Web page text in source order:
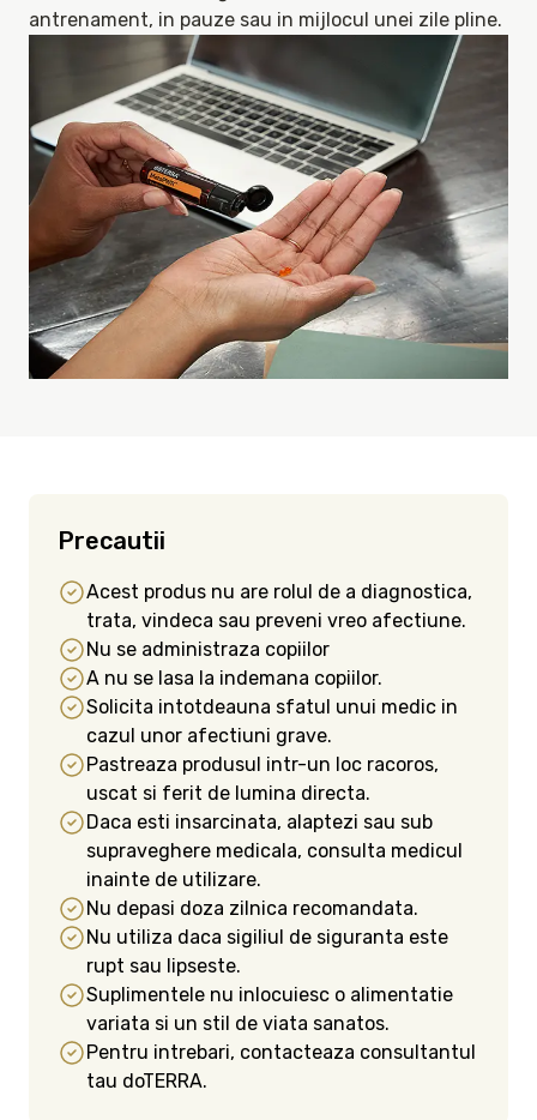
antrenament, in pauze sau in mijlocul unei zile pline.
Precautii
Acest produs nu are rolul de a diagnostica,
trata, vindeca sau preveni vreo afectiune.
Nu se administraza copiilor
A nu se lasa la indemana copiilor.
Solicita intotdeauna sfatul unui medic in
cazul unor afectiuni grave.
Pastreaza produsul intr-un loc racoros,
uscat si ferit de lumina directa.
Daca esti insarcinata, alaptezi sau sub
supraveghere medicala, consulta medicul
inainte de utilizare.
Nu depasi doza zilnica recomandata.
Nu utiliza daca sigiliul de siguranta este
rupt sau lipseste.
Suplimentele nu inlocuiesc o alimentatie
variata si un stil de viata sanatos.
Pentru intrebari, contacteaza consultantul
tau doTERRA.